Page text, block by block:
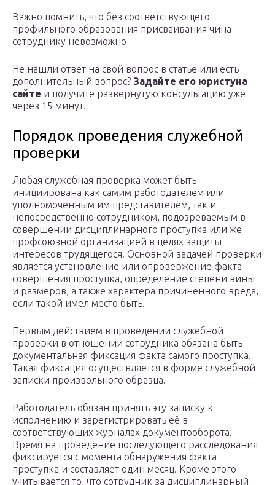
Важно помнить, что без соответствующего
профильного образования присваивания чина
сотруднику невозможно
Не нашли ответ на свой вопрос в статье или есть
дополнительный вопрос? Задайте его юристуна
сайте и получите развернутую консультацию уже
через 15 минут.
Порядок проведения служебной
проверки
Любая служебная проверка может быть
инициирована как самим работодателем или
уполномоченным им представителем, так и
непосредственно сотрудником, подозреваемым в
совершении дисциплинарного проступка или же
профсоюзной организацией в целях защиты
интересов трудящегося. Основной задачей проверки
является установление или опровержение факта
совершения проступка, определение степени вины
и размеров, а также характера причиненного вреда,
если такой имел место быть.
Первым действием в проведении служебной
проверки в отношении сотрудника обязана быть
документальная фиксация факта самого проступка.
Такая фиксация осуществляется в форме служебной
записки произвольного образца.
Работодатель обязан принять эту записку к
исполнению и зарегистрировать её в
соответствующих журналах документооборота.
Время на проведение последующего расследования
фиксируется с момента обнаружения факта
проступка и составляет один месяц. Кроме этого
учитывается то, что сотрудник за дисциплинарный